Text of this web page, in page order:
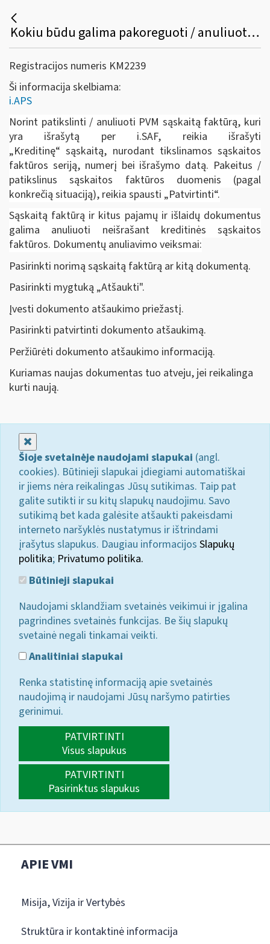
Kokiu būdu galima pakoreguoti / anuliuoti jau išrašytą PVM sąskaitą faktūrą /sąskaitą faktūrą ir kitus pajamų ir išlaidų dokumentus?
Registracijos numeris KM2239
Ši informacija skelbiama:
i.APS
Norint patikslinti / anuliuoti PVM sąskaitą faktūrą, kuri
yra išrašytą per i.SAF, reikia išrašyti
„Kreditinę“ sąskaitą, nurodant tikslinamos sąskaitos
faktūros seriją, numerį bei išrašymo datą. Pakeitus /
patikslinus sąskaitos faktūros duomenis (pagal
konkrečią situaciją), reikia spausti „Patvirtinti“.
Sąskaitą faktūrą ir kitus pajamų ir išlaidų dokumentus
galima anuliuoti neišrašant kreditinės sąskaitos
faktūros. Dokumentų anuliavimo veiksmai:
Pasirinkti norimą sąskaitą faktūrą ar kitą dokumentą.
Pasirinkti mygtuką „Atšaukti".
Įvesti dokumento atšaukimo priežastį.
Pasirinkti patvirtinti dokumento atšaukimą.
Peržiūrėti dokumento atšaukimo informaciją.
Kuriamas naujas dokumentas tuo atveju, jei reikalinga
kurti naują.
Šioje svetainėje naudojami slapukai (angl.
cookies). Būtinieji slapukai įdiegiami automatiškai
ir jiems nėra reikalingas Jūsų sutikimas. Taip pat
galite sutikti ir su kitų slapukų naudojimu. Savo
sutikimą bet kada galėsite atšaukti pakeisdami
interneto naršyklės nustatymus ir ištrindami
įrašytus slapukus. Daugiau informacijos Slapukų
politika; Privatumo politika.
Būtinieji slapukai
Naudojami sklandžiam svetainės veikimui ir įgalina
pagrindines svetainės funkcijas. Be šių slapukų
svetainė negali tinkamai veikti.
Analitiniai slapukai
Renka statistinę informaciją apie svetainės
naudojimą ir naudojami Jūsų naršymo patirties
gerinimui.
PATVIRTINTI
Visus slapukus
PATVIRTINTI
Pasirinktus slapukus
APIE VMI
Misija, Vizija ir Vertybės
Struktūra ir kontaktinė informacija